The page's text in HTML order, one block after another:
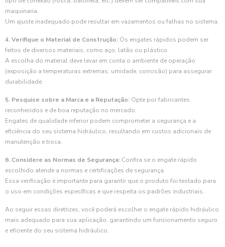
maquinaria.
Um ajuste inadequado pode resultar em vazamentos ou falhas no sistema.
4. Verifique o Material de Construção: Os engates rápidos podem ser
feitos de diversos materiais, como aço, latão ou plástico.
A escolha do material deve levar em conta o ambiente de operação
(exposição a temperaturas extremas, umidade, corrosão) para assegurar
durabilidade.
5. Pesquise sobre a Marca e a Reputação: Opte por fabricantes
reconhecidos e de boa reputação no mercado.
Engates de qualidade inferior podem comprometer a segurança e a
eficiência do seu sistema hidráulico, resultando em custos adicionais de
manutenção e troca.
6. Considere as Normas de Segurança: Confira se o engate rápido
escolhido atende a normas e certificações de segurança.
Essa verificação é importante para garantir que o produto foi testado para
o uso em condições específicas e que respeita os padrões industriais.
Ao seguir essas diretrizes, você poderá escolher o engate rápido hidráulico
mais adequado para sua aplicação, garantindo um funcionamento seguro
e eficiente do seu sistema hidráulico.